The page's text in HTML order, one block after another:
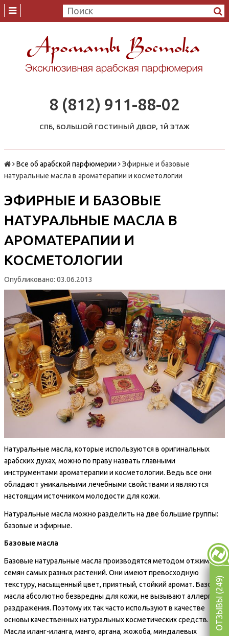
8 (812) 911-88-02
СПБ, БОЛЬШОЙ ГОСТИНЫЙ ДВОР, 1Й ЭТАЖ
Все об арабской парфюмерии
Эфирные и базовые
натуральные масла в ароматерапии и косметологии
ЭФИРНЫЕ И БАЗОВЫЕ
НАТУРАЛЬНЫЕ МАСЛА В
АРОМАТЕРАПИИ И
КОСМЕТОЛОГИИ
Опубликовано: 03.06.2013
Натуральные масла, которые используются в оригинальных
арабских духах, можно по праву назвать главными
инструментами ароматерапии и косметологии. Ведь все они
обладают уникальными лечебными свойствами и являются
настоящим источником молодости для кожи.
Натуральные масла можно разделить на две большие группы:
базовые и эфирные.
Базовые масла
Базовые натуральные масла производятся методом отжима
семян самых разных растений. Они имеют превосходную
текстуру, насыщенный цвет, приятный, стойкий аромат. Базовые
масла абсолютно безвредны для кожи, не вызывают аллергии и
раздражения. Поэтому их так часто используют в качестве
основы качественных натуральных косметических средств.
Масла иланг-иланга, манго, аргана, жожоба, миндалевых
ОТЗЫВЫ (249)